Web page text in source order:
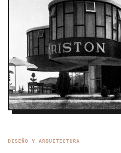
DISEÑO Y ARQUITECTURA